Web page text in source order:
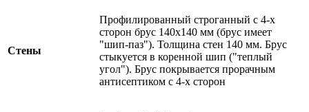
Стены
Профилированный строганный с 4-х
сторон брус 140х140 мм (брус имеет
"шип-паз"). Толщина стен 140 мм. Брус
стыкуется в коренной шип ("теплый
угол"). Брус покрывается прорачным
антисептиком с 4-х сторон